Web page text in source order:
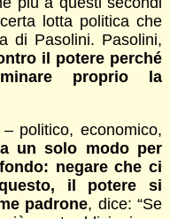
lotta politica che
di Pasolini. Pasolini,
il potere perché
proprio la
politico, economico,
un solo modo per
negare che ci
il potere si
padrone, dice: “Se